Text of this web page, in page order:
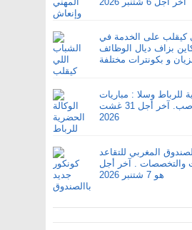
كيقلب على الخدمة في
بزاف ديال الوظائف
و بكونترات مختلفة
للرباط وسلا : مباريات
لتوظيف 07 مناصب. آخر أجل 31 غشت
2026
المغربي للتقاعد
والتخصصات . آخر أجل
هو 7 شتنبر 2026